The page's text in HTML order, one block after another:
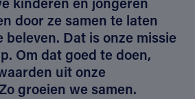
door ze samen te laten
Dat is onze missie
Om dat goed te doen,
uit onze
groeien we samen.